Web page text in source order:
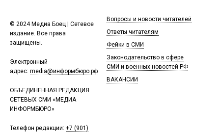
© 2024 Медиа Боец | Сетевое
издание. Все права
защищены.
Электронный
адрес: media@информбюро.рф
ОБЪЕДИНЕННАЯ РЕДАКЦИЯ
СЕТЕВЫХ СМИ «МЕДИА
ИНФОРМБЮРО»
Телефон редакции: +7 (901)
Вопросы и новости читателей
Ответы читателям
Фейки в СМИ
Законодательство в сфере
СМИ и военных новостей РФ
ВАКАНСИИ